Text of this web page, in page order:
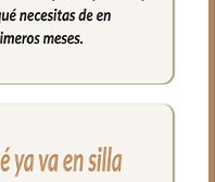
el revés